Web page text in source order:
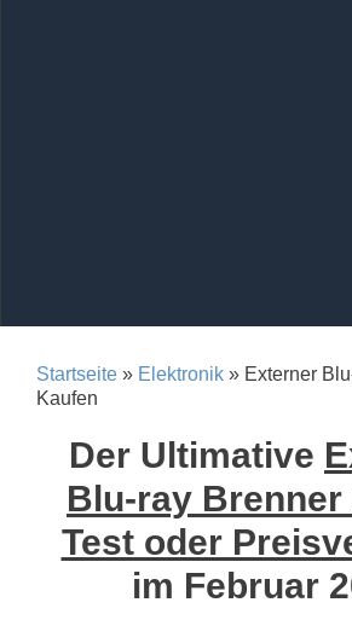
Startseite » Elektronik » Externer
Kaufen
Der Ultimative
Blu-ray Brenner
Test oder
im Februar